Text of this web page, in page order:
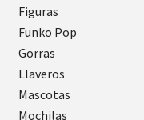
Figuras
Funko Pop
Gorras
Llaveros
Mascotas
Mochilas